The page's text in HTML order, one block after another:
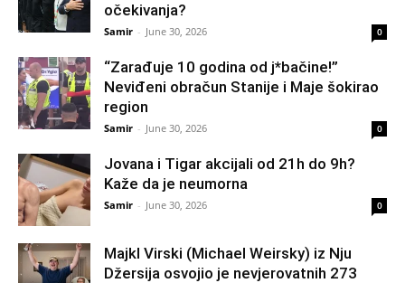
očekivanja?
Samir - June 30, 2026 0
“Zarađuje 10 godina od j*bačine!”
Neviđeni obračun Stanije i Maje šokirao
region
Samir - June 30, 2026 0
Jovana i Tigar akcijali od 21h do 9h?
Kaže da je neumorna
Samir - June 30, 2026 0
Majkl Virski (Michael Weirsky) iz Nju
Džersija osvojio je nevjerovatnih 273